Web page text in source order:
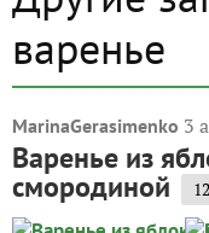
варенье
MarinaGerasimenko 3
Варенье из
смородиной 12